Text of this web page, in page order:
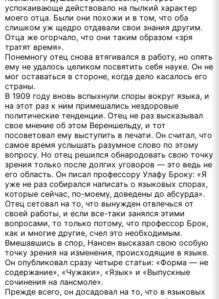
успокаивающе действовало на пылкий характер
моего отца. Были они похожи и в том, что оба
слишком уж щедро отдавали свои знания другим.
Отца же огорчало, что они таким образом «зря
тратят время».
Понемногу отец снова втягивался в работу, но опять
ему не удалось целиком посвятить себя науке. Он не
мог оставаться в стороне, когда дело касалось его
страны.
В 1909 году вновь вспыхнули споры вокруг языка, и
на этот раз к ним примешались нездоровые
политические тенденции. Отец не раз высказывал
свое мнение об этом Вереншельду, и тот
посоветовал ему выступить в печати. Он считал, что
самое время услышать разумное слово по этому
вопросу. Но отец решился обнародовать свою точку
зрения только после долгих уговоров — это ведь не
его область. Он писал профессору Улафу Броку: «Я
уже не раз собирался написать о языковых спорах,
которые сейчас, по-моему, доведены до абсурда».
Отец сетовал на то, что вынужден отвлечься от
своей работы, и если все-таки занялся этими
вопросами, то только потому, что профессор Брок,
как и многие другие, счел это необходимым.
Вмешавшись в спор, Нансен высказал свою особую
точку зрения на изменения, происходящие в языке.
Он опубликовал сразу четыре статьи: «Форма — не
содержание», «Чужаки», «Язык» и «Выпускные
сочинения на лансмоле».
Прежде всего, он досадовал на то, что в языковых